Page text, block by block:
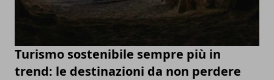
Turismo sostenibile sempre più in
trend: le destinazioni da non perdere